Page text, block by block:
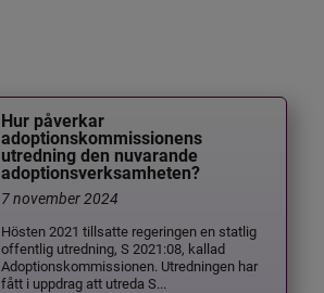
Hur påverkar
adoptionskommissionens
utredning den nuvarande
adoptionsverksamheten?
7 november 2024
Hösten 2021 tillsatte regeringen en statlig
offentlig utredning, S 2021:08, kallad
Adoptionskommissionen. Utredningen har
fått i uppdrag att utreda S...